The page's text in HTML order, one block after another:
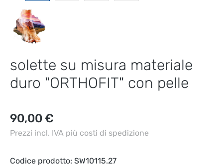
solette su misura materiale
duro "ORTHOFIT" con pelle
Prezzo normale:
90,00 €
Prezzi incl. IVA più costi di spedizione
Codice prodotto: SW10115.27